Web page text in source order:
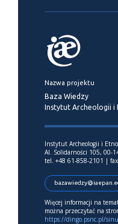
Nazwa projektu
Baza Wiedzy
Instytut Archeologii i
Instytut Archeologii i
Al. Solidarności 105, 00-
tel. +48 61-858-2101 |
Więcej informacji na
można przeczytać na
https://dingo.psnc.pl/